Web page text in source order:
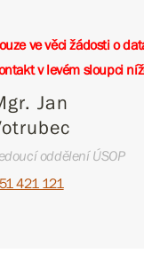
ve věci žádosti o
v levém sloupci
Jan
oddělení ÚSOP
421 121